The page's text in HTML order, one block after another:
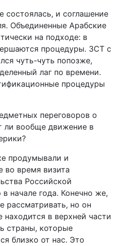
и соглашение
Объединенные Арабские
на подходе: в
процедуры. ЗСТ с
чуть-чуть попозже,
лаг по времени.
процедуры
переговоров о
ли вообще движение в
продумывали и
во время визита
Российской
начале года. Конечно же,
рассматривать, но он
находится в верхней части
страны, которые
близко от нас. Это